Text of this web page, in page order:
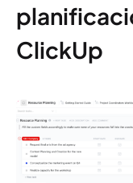
ClickUp